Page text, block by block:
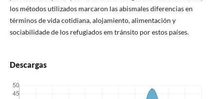
los métodos utilizados marcaron las abismales diferencias en
términos de vida cotidiana, alojamiento, alimentación y
sociabilidade de los refugiados em tránsito por estos países.
Descargas